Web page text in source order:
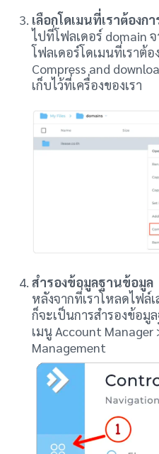
เลือกโดเมนที่เราต้องก
ไปที่โฟลเดอร์ domain
โฟลเดอร์โดเมนที่เราต้
Compress and
เก็บไว้ที่เครื่องของเรา
สำรองข้อมูลฐานข้อมูล
หลังจากที่เราโหลดไฟล์
ก็จะเป็นการสำรองข้อมู
เมนู Account Manager
Management